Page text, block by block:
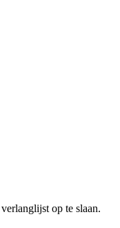
op te slaan.